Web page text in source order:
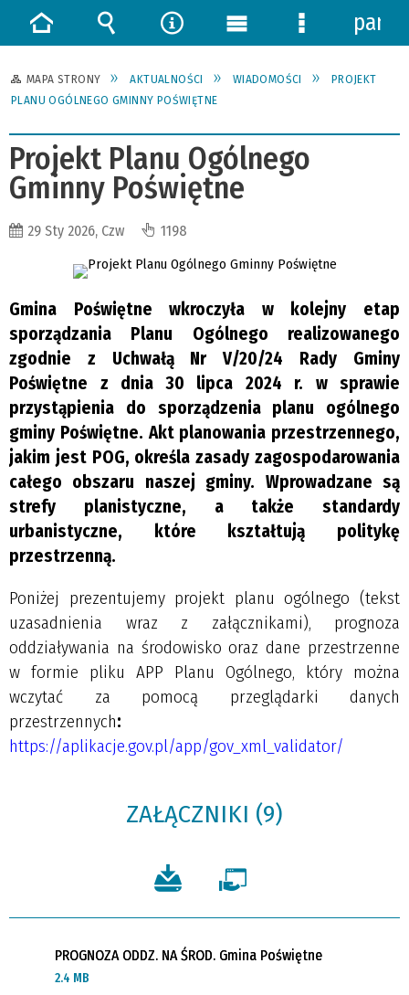
MAPA STRONY AKTUALNOŚCI WIADOMOŚCI
PROJEKT
PLANU OGÓLNEGO GMINNY POŚWIĘTNE
Projekt Planu Ogólnego
Gminny Poświętne
29 Sty 2026, Czw 1198
Gmina Poświętne wkroczyła w kolejny etap
sporządzania Planu Ogólnego realizowanego
zgodnie z Uchwałą Nr V/20/24 Rady Gminy
Poświętne z dnia 30 lipca 2024 r. w sprawie
przystąpienia do sporządzenia planu ogólnego
gminy Poświętne. Akt planowania przestrzennego,
jakim jest POG, określa zasady zagospodarowania
całego obszaru naszej gminy. Wprowadzane są
strefy planistyczne, a także standardy
urbanistyczne, które kształtują politykę
przestrzenną.
Poniżej prezentujemy projekt planu ogólnego (tekst
uzasadnienia wraz z załącznikami), prognoza
oddziaływania na środowisko oraz dane przestrzenne
w formie pliku APP Planu Ogólnego, który można
wczytać za pomocą przeglądarki danych
przestrzennych:
https://aplikacje.gov.pl/app/gov_xml_validator/
ZAŁĄCZNIKI (9)
PROGNOZA ODDZ. NA ŚROD. Gmina Poświętne
2.4 MB
Strona
główna
Wyszukiwarka
NarzędziaMenu
główne
Menu
szczegółowe
panel